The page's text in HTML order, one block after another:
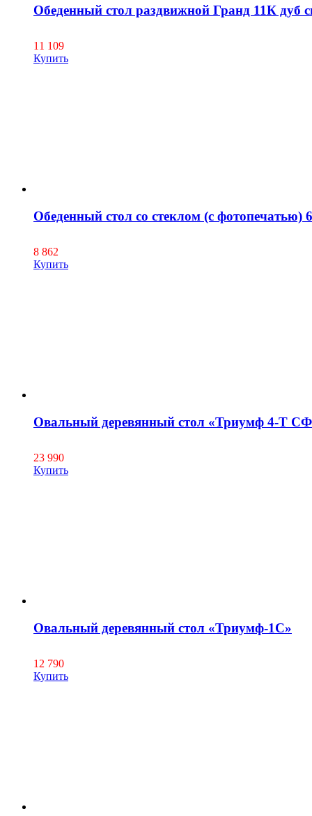
Обеденный стол раздвижной Гранд 11К дуб
11 109
Купить
Обеденный стол со стеклом (с фотопечатью)
8 862
Купить
Овальный деревянный стол «Триумф 4-Т
23 990
Купить
Овальный деревянный стол «Триумф-1C»
12 790
Купить